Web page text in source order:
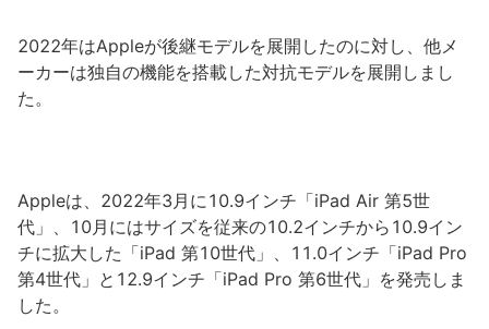
2022年はAppleが後継モデルを展開したのに対し、他メ
ーカーは独自の機能を搭載した対抗モデルを展開しまし
た。
Appleは、2022年3月に10.9インチ「iPad Air 第5世
代」、10月にはサイズを従来の10.2インチから10.9イン
チに拡大した「iPad 第10世代」、11.0インチ「iPad Pro
第4世代」と12.9インチ「iPad Pro 第6世代」を発売しま
した。